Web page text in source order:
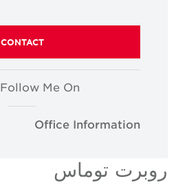
CONTACT
Follow Me On
Office Information
روبرت توماس